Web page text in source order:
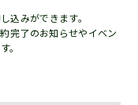
込みができます。
完了のお知らせやイベン
。